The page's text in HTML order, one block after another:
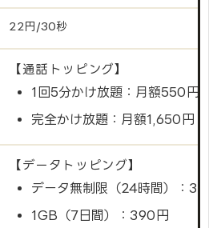
22円/30秒
【通話トッピング】
1回5分かけ放題：月額550円
完全かけ放題：月額1,650円
【データトッピング】
データ無制限（24時間）：
1GB（7日間）：390円